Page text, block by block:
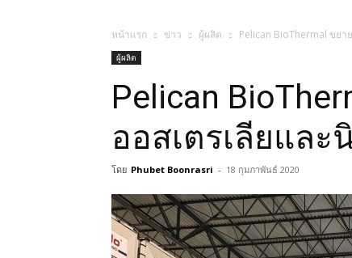
หน้าแรก ข่าว ผู้ผลิต Pelican BioThermal ขยา
ผู้ผลิต
Pelican
ออสเตรเลียแล
โดย Phubet Boonrasri - 18 กุมภาพันธ์ 2020